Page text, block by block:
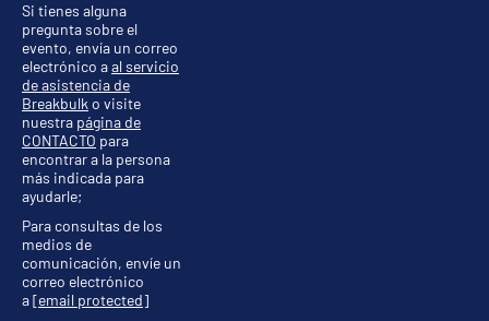
Si tienes alguna
pregunta sobre el
evento, envía un correo
electrónico aal servicio
de asistencia de
Breakbulko visite
nuestra página de
CONTACTO para
encontrar a la persona
más indicada para
ayudarle;
Para consultas de los
medios de
comunicación, envíe un
correo electrónico
a[email protected]